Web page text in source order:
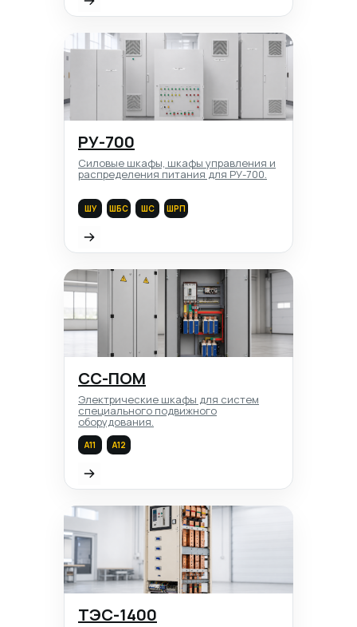
РУ-700
Силовые шкафы, шкафы управления и
распределения питания для РУ-700.
ШУ ШБС ШС ШРП
СС-ПОМ
Электрические шкафы для систем
специального подвижного
оборудования.
А11 А12
ТЭС-1400